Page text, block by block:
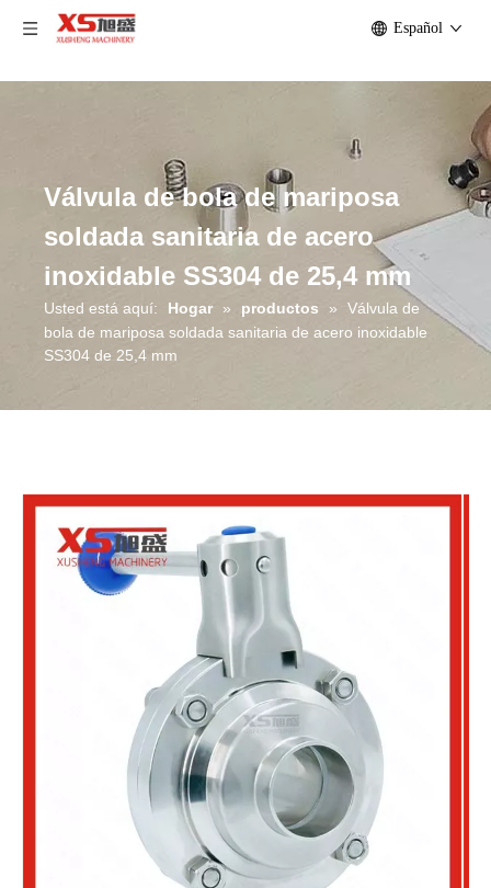
Español
Válvula de bola de mariposa
soldada sanitaria de acero
inoxidable SS304 de 25,4 mm
Usted está aquí: Hogar » productos »
Válvula de
bola de mariposa soldada sanitaria de acero inoxidable
SS304 de 25,4 mm